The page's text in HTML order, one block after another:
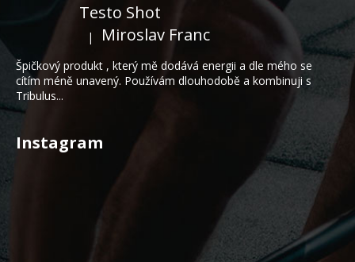
í
Testo Shot
Hodnocení produktu je 5 z 5 hvězdiček.
| Miroslav Franc
Špičkový produkt , který mě dodává energii a dle mého se
cítím méně unavený. Používám dlouhodobě a kombinuji s
Tribulus...
Instagram